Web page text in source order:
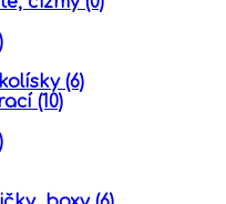
(6)
(10)